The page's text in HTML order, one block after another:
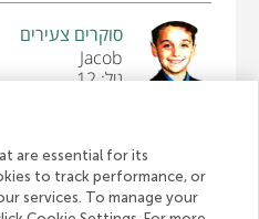
סוקרים צעירים
Jacob
גיל: 12
לצפייה
are essential for its
to track performance, or
services. To manage your